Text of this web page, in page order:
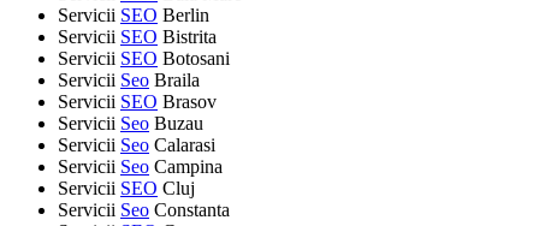
Servicii SEO Berlin
Servicii SEO Bistrita
Servicii SEO Botosani
Servicii Seo Braila
Servicii SEO Brasov
Servicii Seo Buzau
Servicii Seo Calarasi
Servicii Seo Campina
Servicii SEO Cluj
Servicii Seo Constanta